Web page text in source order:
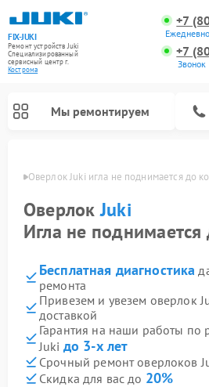
FIX-JUKI
Ремонт устройств Juki
Специализированный
cервисный центр г.
Кострома
+7
+7
Мы ремонтируем
Оверлок Juki игла не поднимается до
ОверлокJuki
Игла не поднимается
Бесплатная диагностика
ремонта
Привезем и увезем оверлок
доставкой
Гарантия на наши работы по
Juki до 3-х лет
Срочный ремонт оверлоков
Скидка для вас до 20%